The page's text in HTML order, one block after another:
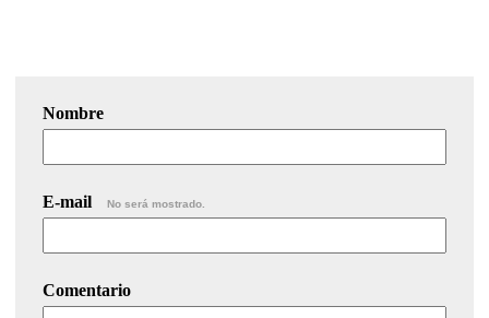
Nombre
E-mail No será mostrado.
Comentario